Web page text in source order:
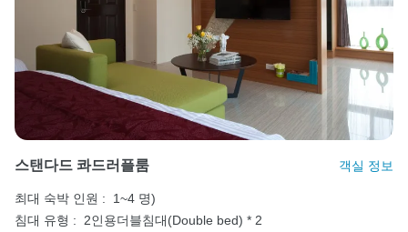
스탠다드 콰드러플룸 객실 정보
최대 숙박 인원 :
1~4 명)
침대 유형 : 2인용더블침대(Double bed) * 2